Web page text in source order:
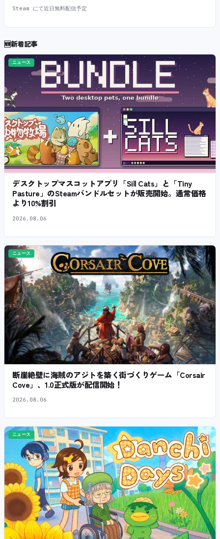
Steam にて近日無料配信予定
🆕新着記事
ニュース
デスクトップマスコットアプリ「Sill Cats」と「Tiny
Pasture」のSteamバンドルセットが販売開始。通常価格
より10%割引
2026.08.06
ニュース
断崖絶壁に海賊のアジトを築く街づくりゲーム「Corsair
Cove」、1.0正式版が配信開始！
2026.08.06
ニュース